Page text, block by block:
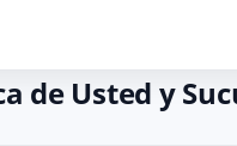
de Usted y